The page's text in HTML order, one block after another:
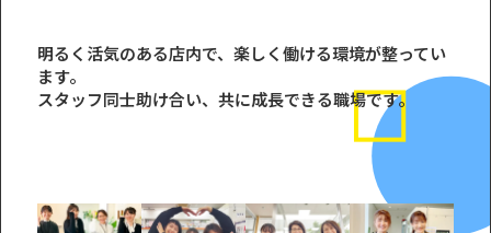
明るく活気のある店内で、楽しく働ける環境が整ってい
ます。
スタッフ同士助け合い、共に成長できる職場です。